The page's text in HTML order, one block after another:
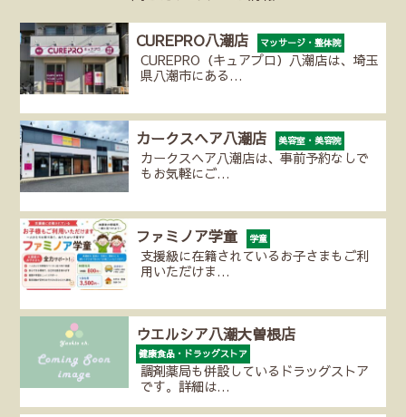
CUREPRO八潮店 マッサージ・整体院
CUREPRO（キュアプロ）八潮店は、埼玉
県八潮市にある…
カークスヘア八潮店 美容室・美容院
カークスヘア八潮店は、事前予約なしで
もお気軽にご…
ファミノア学童 学童
支援級に在籍されているお子さまもご利
用いただけま…
ウエルシア八潮大曽根店
健康食品・ドラッグストア
調剤薬局も併設しているドラッグストア
です。詳細は…